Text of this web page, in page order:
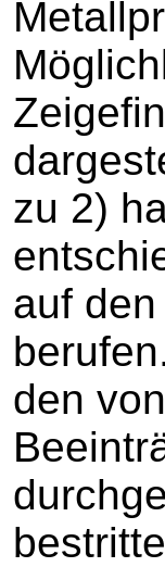
zu 2)
auf
den